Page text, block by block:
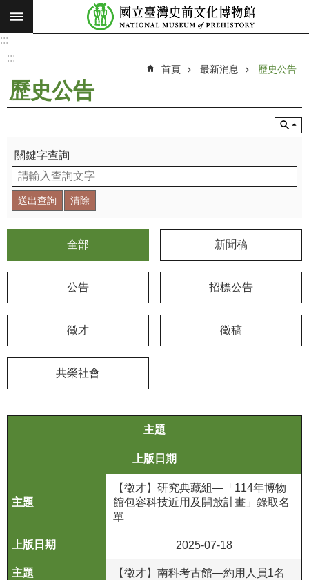
跳到主要內容區塊
搜
願
命
最
新
消
息
觀
覽
認
我
民
務
性
:::
:::
首頁 最新消息 歷史公告
歷史公告
關鍵字查詢
全部 新聞稿
公告 招標公告
徵才 徵稿
共榮社會
主題
上版日期
【徵才】研究典藏組—「114年博物
館包容科技近用及開放計畫」錄取名
單
2025-07-18
【徵才】南科考古館—約用人員1名